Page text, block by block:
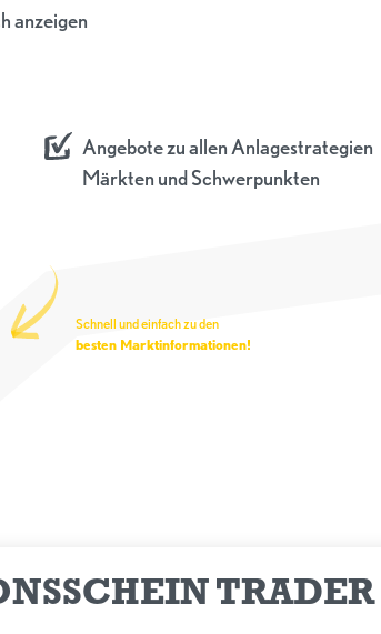
anzeigen
Angebote zu allen Anlagestrategien
Märkten und Schwerpunkten
Schnell und einfach zu den
besten Marktinformationen!
TRADER